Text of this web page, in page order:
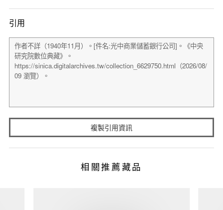
引用
複製引用資訊
相關推薦藏品